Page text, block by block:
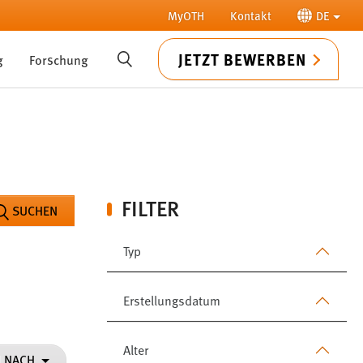
MyOTH Kontakt DE
Forschung SUCHE JETZT BEWERBEN
FILTER
Typ
Erstellungsdatum
Alter
SUCHEN